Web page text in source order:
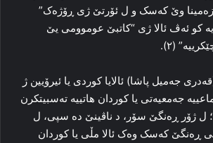
وێ که‌سک و ل ئۆرتێ ژی ڕۆژه‌ک”
کو ئه‌ڤ ئالا ژی “کاتبێ عوموومی یێ
(۲).
جه‌میل پاشا) ئالایا کوردی یا ئیرۆیین ژ
جه‌معیه‌تی یا کوردان هاتییه‌ ته‌سبیتکرن
ل ژۆر ڕه‌نگێ سۆر، د ناڤینێ ده‌ سپی، ل
ڕه‌نگێ که‌سک وه‌ک ئالا مڵی یا کوردان